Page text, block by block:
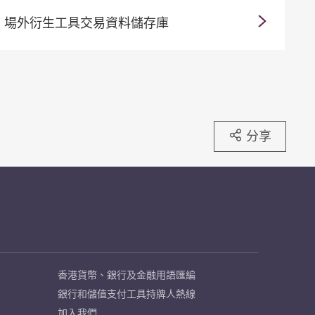
場外衍生工具交易資料儲存庫
分享
香港貨幣、銀行及金融用語匯編
銀行和儲值支付工具持牌人熱線